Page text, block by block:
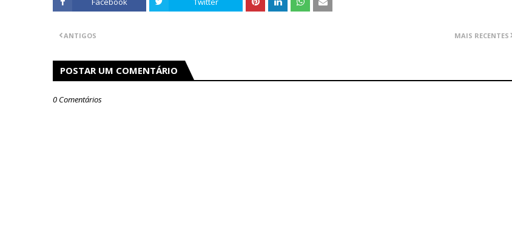
MAIS RECENTES
ANTIGOS
POSTAR UM COMENTÁRIO
0 Comentários